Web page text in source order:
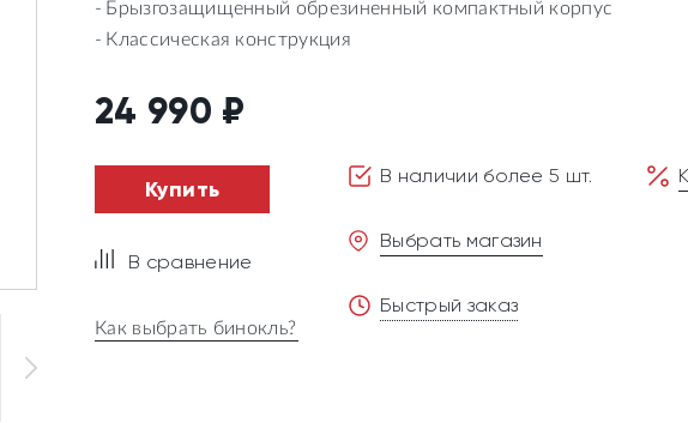
Брызгозащищенный обрезиненный компактный корпус
Классическая конструкция
24 990 ₽
Купить
В сравнение
Как выбрать бинокль?
В наличии более 5 шт.
Выбрать магазин
Быстрый заказ